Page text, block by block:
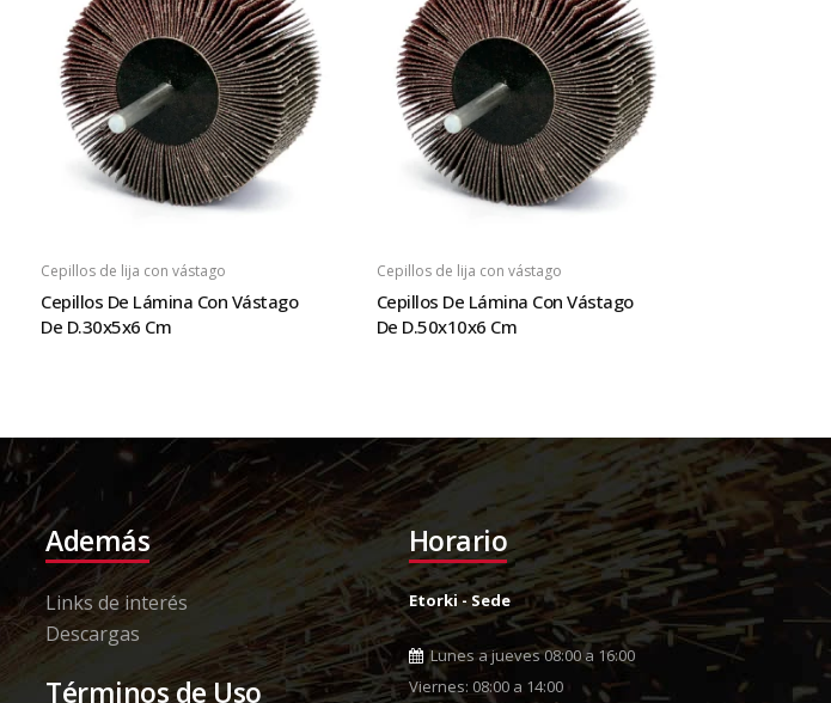
Cepillos de lija con vástago
Cepillos De Lámina Con Vástago
De D.30x5x6 Cm
Cepillos de lija con vástago
Cepillos De Lámina Con Vástago
De D.50x10x6 Cm
Además
Links de interés
Descargas
Términos de Uso
Horario
Etorki - Sede
Lunes a jueves 08:00 a 16:00
Viernes: 08:00 a 14:00